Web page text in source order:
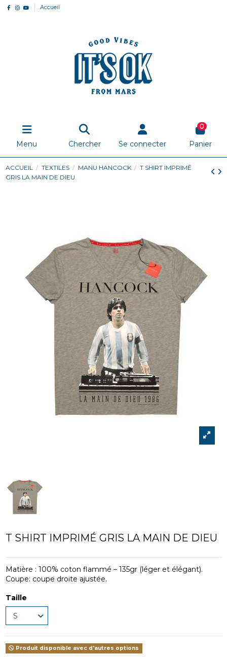
Accueil
Menu Chercher Se connecter
0
Panier
ACCUEIL TEXTILES MANU HANCOCK
T SHIRT IMPRIMÉ
GRIS LA MAIN DE DIEU
T SHIRT IMPRIMÉ GRIS LA MAIN DE DIEU
Matière : 100% coton flammé – 135gr (léger et élégant).
Coupe: coupe droite ajustée.
Taille
Produit disponible avec d'autres options